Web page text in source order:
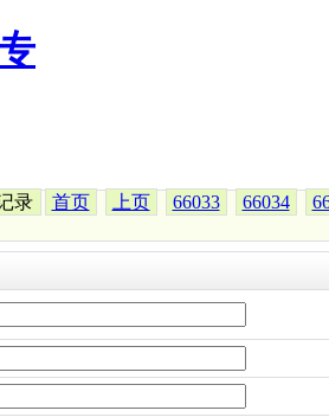
录
首页 上页 66033 66034